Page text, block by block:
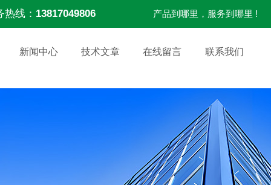
热线： 13817049806 产品到哪里，服务到哪里 !
新闻中心 技术文章 在线留言 联系我们